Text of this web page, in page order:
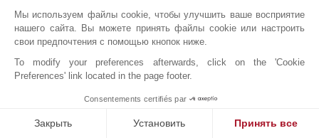
Гримо
Price from40 061 EUR
Мы используем файлы cookie, чтобы улучшить ваше восприятие
нашего сайта. Вы можете принять файлы cookie или настроить
свои предпочтения с помощью кнопок ниже.
To modify your preferences afterwards, click on the 'Cookie
Preferences' link located in the page footer.
Consentements certifiés par
Закрыть Установить Принять все